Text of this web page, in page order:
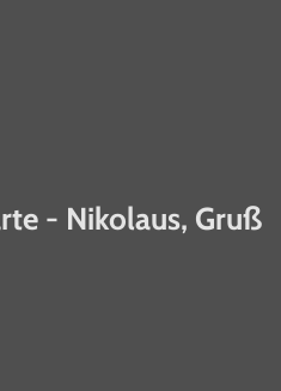
- Nikolaus, Gruß